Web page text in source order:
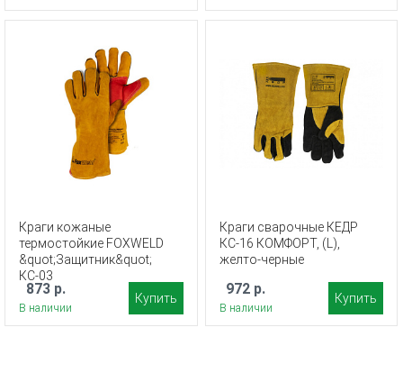
Краги кожаные
термостойкие FOXWELD
&quot;Защитник&quot;
КС-03
873 р.
В наличии
Купить
Краги сварочные КЕДР
КС-16 КОМФОРТ, (L),
желто-черные
972 р.
В наличии
Купить